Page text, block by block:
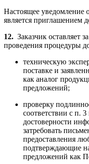
Настоящее уведомление
является приглашением
12. Заказчик оставляет
проведения процедуры
техническую
поставке и
как аналог
предложений;
проверку
соответствии с п.
достоверности
затребовать
предоставления
подтверждающие
предложений как